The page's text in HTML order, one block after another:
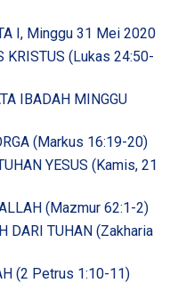
I, Minggu 31 Mei 2020
KRISTUS (Lukas 24:50-
IBADAH MINGGU
(Markus 16:19-20)
YESUS (Kamis, 21
(Mazmur 62:1-2)
DARI TUHAN (Zakharia
(2 Petrus 1:10-11)